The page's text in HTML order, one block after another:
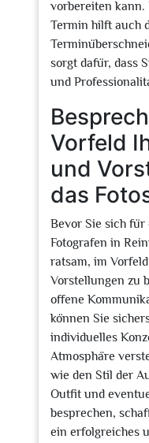
vorbereiten
Termin hilft auch
sorgt dafür, dass
und
Vorfeld
und
das
Bevor Sie sich für
Fotografen in
ratsam, im
Vorstellungen zu
offene
können Sie
individuelles
Atmosphäre
wie den Stil der
Outfit und
besprechen,
ein erfolgreiches